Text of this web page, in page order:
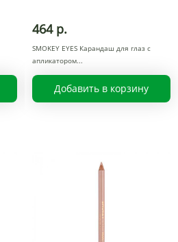
464 р.
SMOKEY EYES Карандаш для глаз с
апликатором
Добавить в корзину